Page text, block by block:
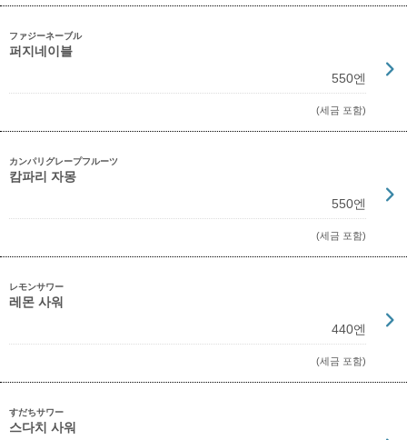
ファジーネーブル
퍼지네이블
550엔
(세금 포함)
カンパリグレープフルーツ
캄파리 자몽
550엔
(세금 포함)
レモンサワー
레몬 사워
440엔
(세금 포함)
すだちサワー
스다치 사워